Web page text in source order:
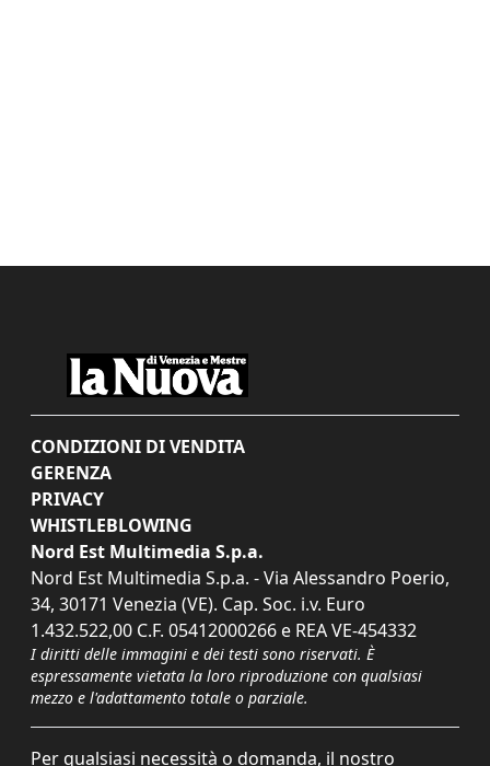
CONDIZIONI DI VENDITA
GERENZA
PRIVACY
WHISTLEBLOWING
Nord Est Multimedia S.p.a.
Nord Est Multimedia S.p.a. - Via Alessandro Poerio,
34, 30171 Venezia (VE). Cap. Soc. i.v. Euro
1.432.522,00 C.F. 05412000266 e REA VE-454332
I diritti delle immagini e dei testi sono riservati. È
espressamente vietata la loro riproduzione con qualsiasi
mezzo e l'adattamento totale o parziale.
Per qualsiasi necessità o domanda, il nostro